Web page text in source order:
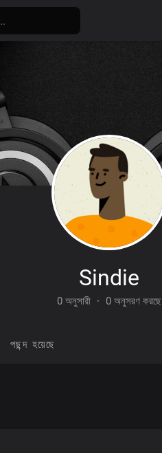
Sindie
0 অনুসারী · 0 অনুসরণ করছে
পছন্দ হয়েছে